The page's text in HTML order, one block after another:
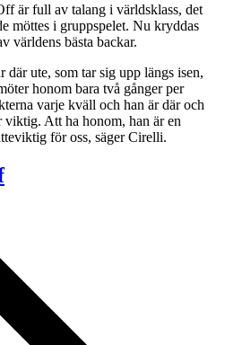
är full av talang i världsklass, det
möttes i gruppspelet. Nu kryddas
världens bästa backar.
där ute, som tar sig upp längs isen,
honom bara två gånger per
varje kväll och han är där och
viktig. Att ha honom, han är en
för oss, säger Cirelli.